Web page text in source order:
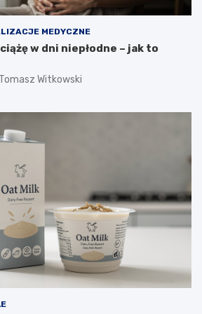
MEDYCZNE
w dni niepłodne – jak to
Tomasz Witkowski